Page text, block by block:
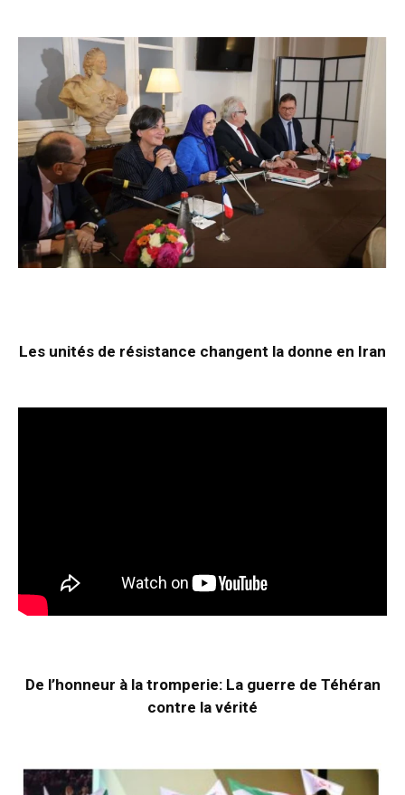
Les unités de résistance changent la donne en Iran
De l’honneur à la tromperie: La guerre de Téhéran
contre la vérité